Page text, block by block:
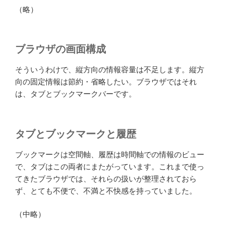
（略）
ブラウザの画面構成
そういうわけで、縦方向の情報容量は不足します。縦方
向の固定情報は節約・省略したい。ブラウザではそれ
は、タブとブックマークバーです。
タブとブックマークと履歴
ブックマークは空間軸、履歴は時間軸での情報のビュー
で、タブはこの両者にまたがっています。これまで使っ
てきたブラウザでは、それらの扱いが整理されておら
ず、とても不便で、不満と不快感を持っていました。
（中略）